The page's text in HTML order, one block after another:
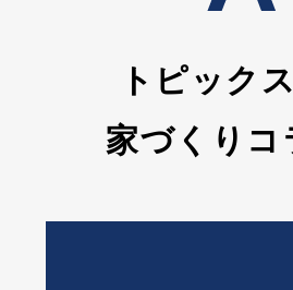
トピック
家づくりコ